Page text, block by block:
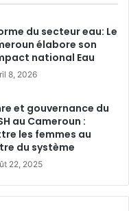
du secteur eau: Le
élabore son
national Eau
8, 2026
et gouvernance du
au Cameroun :
les femmes au
du système
22, 2025